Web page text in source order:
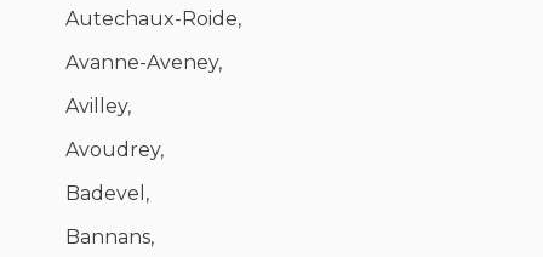
Autechaux-Roide,
Avanne-Aveney,
Avilley,
Avoudrey,
Badevel,
Bannans,